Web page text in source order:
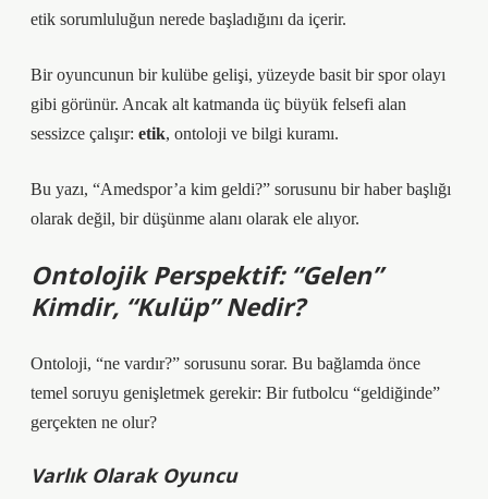
etik sorumluluğun nerede başladığını da içerir.
Bir oyuncunun bir kulübe gelişi, yüzeyde basit bir spor olayı
gibi görünür. Ancak alt katmanda üç büyük felsefi alan
sessizce çalışır: etik, ontoloji ve bilgi kuramı.
Bu yazı, “Amedspor’a kim geldi?” sorusunu bir haber başlığı
olarak değil, bir düşünme alanı olarak ele alıyor.
Ontolojik Perspektif: “Gelen”
Kimdir, “Kulüp” Nedir?
Ontoloji, “ne vardır?” sorusunu sorar. Bu bağlamda önce
temel soruyu genişletmek gerekir: Bir futbolcu “geldiğinde”
gerçekten ne olur?
Varlık Olarak Oyuncu